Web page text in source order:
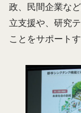
政、民間企業な
立支援や、研究
ことをサポートす